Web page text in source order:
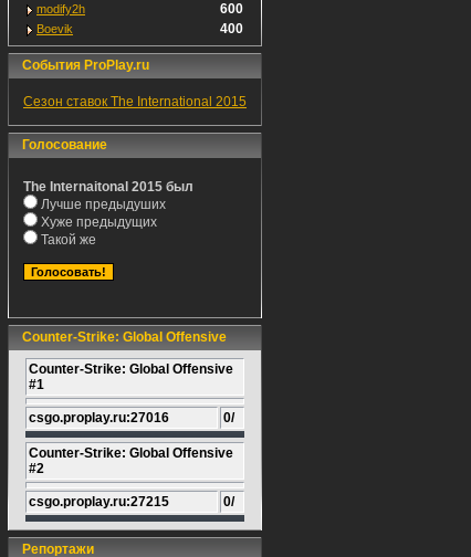
modify2h 600
Boevik 400
События ProPlay.ru
Сезон ставок The International 2015
Голосование
The Internaitonal 2015 был
Лучше предыдуших
Хуже предыдущих
Такой же
Counter-Strike: Global Offensive
Counter-Strike: Global Offensive
#1
csgo.proplay.ru:27016 0/
Counter-Strike: Global Offensive
#2
csgo.proplay.ru:27215 0/
Репортажи